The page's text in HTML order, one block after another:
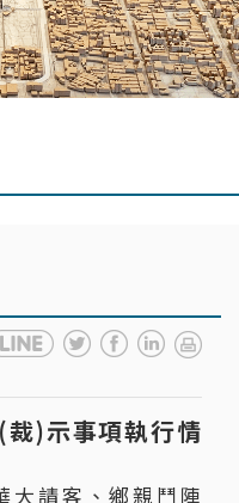
)示事項執行情
大請客、鄉親鬥陣